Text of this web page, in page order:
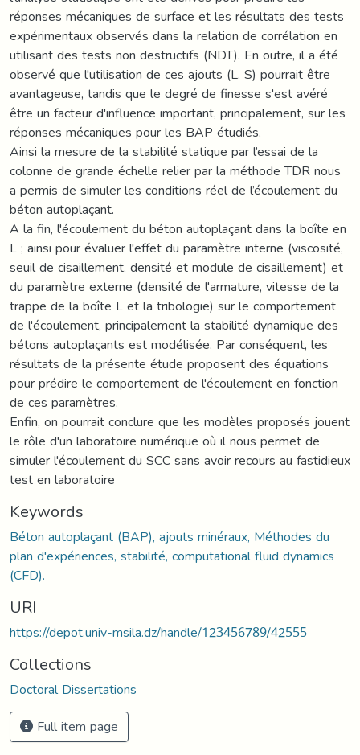
réponses mécaniques de surface et les résultats des tests
expérimentaux observés dans la relation de corrélation en
utilisant des tests non destructifs (NDT). En outre, il a été
observé que l'utilisation de ces ajouts (L, S) pourrait être
avantageuse, tandis que le degré de finesse s'est avéré
être un facteur d'influence important, principalement, sur les
réponses mécaniques pour les BAP étudiés.
Ainsi la mesure de la stabilité statique par l’essai de la
colonne de grande échelle relier par la méthode TDR nous
a permis de simuler les conditions réel de l’écoulement du
béton autoplaçant.
A la fin, l'écoulement du béton autoplaçant dans la boîte en
L ; ainsi pour évaluer l'effet du paramètre interne (viscosité,
seuil de cisaillement, densité et module de cisaillement) et
du paramètre externe (densité de l'armature, vitesse de la
trappe de la boîte L et la tribologie) sur le comportement
de l'écoulement, principalement la stabilité dynamique des
bétons autoplaçants est modélisée. Par conséquent, les
résultats de la présente étude proposent des équations
pour prédire le comportement de l'écoulement en fonction
de ces paramètres.
Enfin, on pourrait conclure que les modèles proposés jouent
le rôle d'un laboratoire numérique où il nous permet de
simuler l'écoulement du SCC sans avoir recours au fastidieux
test en laboratoire
Keywords
Béton autoplaçant (BAP), ajouts minéraux, Méthodes du
plan d'expériences, stabilité, computational fluid dynamics
(CFD).
URI
https://depot.univ-msila.dz/handle/123456789/42555
Collections
Doctoral Dissertations
Full item page